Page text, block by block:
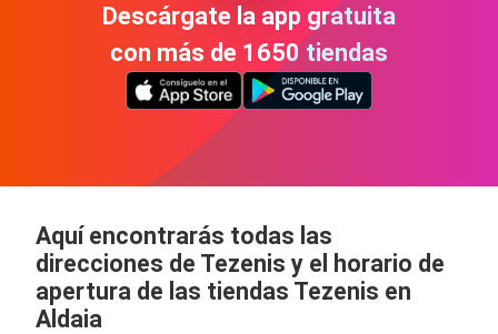
Descárgate la app gratuita
con más de 1650 tiendas
Aquí encontrarás todas las
direcciones de Tezenis y el horario de
apertura de las tiendas Tezenis en
Aldaia